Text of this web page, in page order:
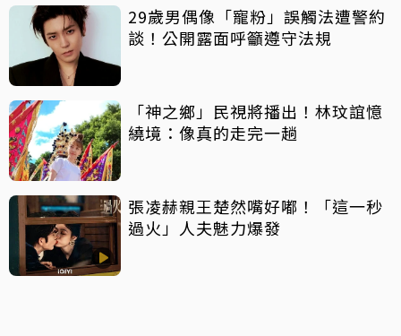
29歲男偶像「寵粉」誤觸法遭警約
談！公開露面呼籲遵守法規
「神之鄉」民視將播出！林玟誼憶
繞境：像真的走完一趟
張凌赫親王楚然嘴好嘟！「這一秒
過火」人夫魅力爆發